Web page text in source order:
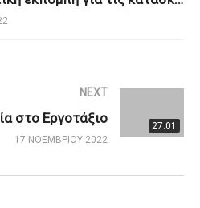
27:01
NEXT
στο Εργοτάξιο
17 ΝΟΕΜΒΡΊΟΥ 2022